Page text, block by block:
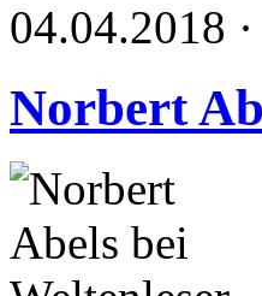
04.04.2018
Norbert